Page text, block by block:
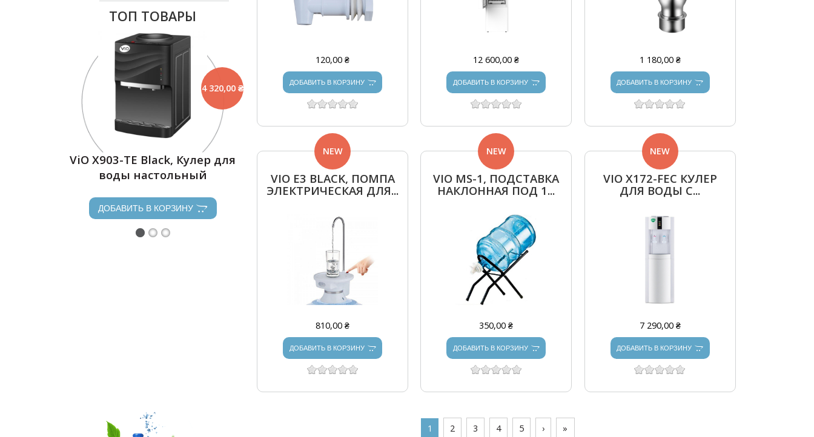
ТОП ТОВАРЫ
4 320,00 ₴
ViO Х903-TЕ Black, Кулер для
воды настольный
ДОБАВИТЬ В КОРЗИНУ
ДОБАВИТЬ В КОРЗИНУ
120,00 ₴
ДОБАВИТЬ В КОРЗИНУ
12 600,00 ₴
ДОБАВИТЬ В КОРЗИНУ
1 180,00 ₴
ДОБАВИТЬ В КОРЗИНУ
VIO E3 BLACK, ПОМПА
ЭЛЕКТРИЧЕСКАЯ ДЛЯ...
NEW
810,00 ₴
ДОБАВИТЬ В КОРЗИНУ
VIO MS-1, ПОДСТАВКА
НАКЛОННАЯ ПОД 1...
NEW
350,00 ₴
ДОБАВИТЬ В КОРЗИНУ
VIO Х172-FEC КУЛЕР
ДЛЯ ВОДЫ С...
NEW
7 290,00 ₴
ДОБАВИТЬ В КОРЗИНУ
СТРАНИЦЫ
1 2 3 4 5 › »